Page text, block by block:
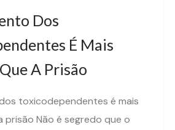
Dos
É Mais
A Prisão
toxicodependentes é mais
prisão Não é segredo que o